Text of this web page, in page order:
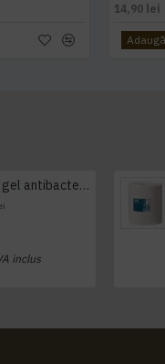
14,90 lei
Pachet 5 x gel antibacterian 50ml si 3 x Servetele antibacteriene 48 buc Hygienium
inclus